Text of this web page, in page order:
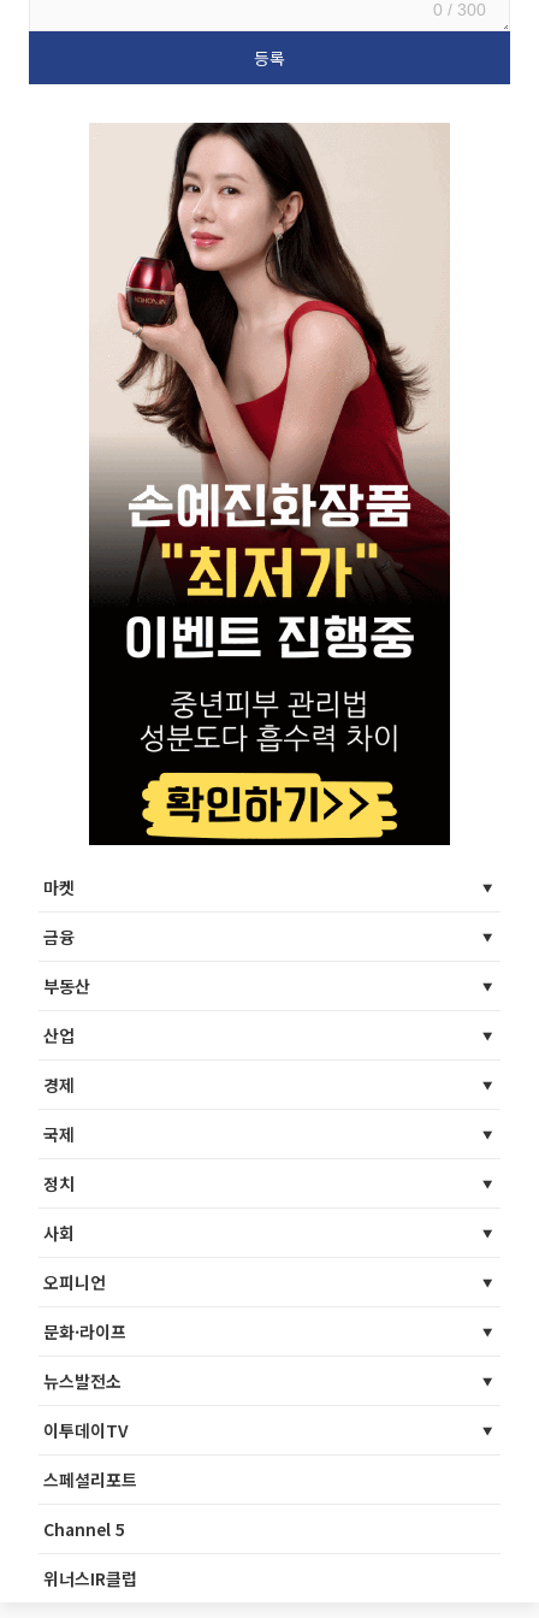
0 / 300
마켓
금융
부동산
산업
경제
국제
정치
사회
오피니언
문화·라이프
뉴스발전소
이투데이TV
스페셜리포트
Channel 5
위너스IR클럽